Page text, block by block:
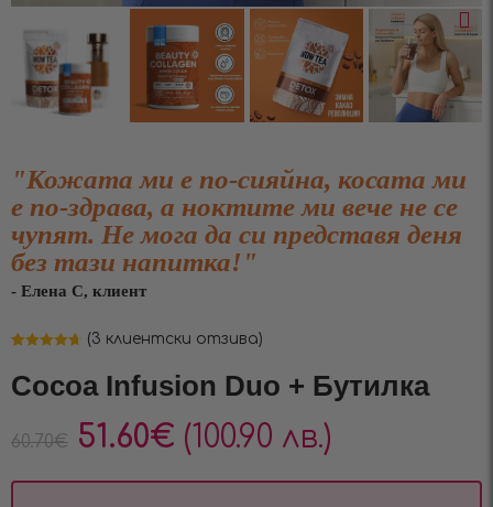
"Кожата ми е по-сияйна, косата ми
е по-здрава, а ноктите ми вече не се
чупят. Не мога да си представя деня
без тази напитка!"
- Елена С, клиент
базирано на
потребителски
(3 клиентски отзива)
Cocoa Infusion Duo + Бутилка
60.70€ 51.60€ (100.90 лв.)